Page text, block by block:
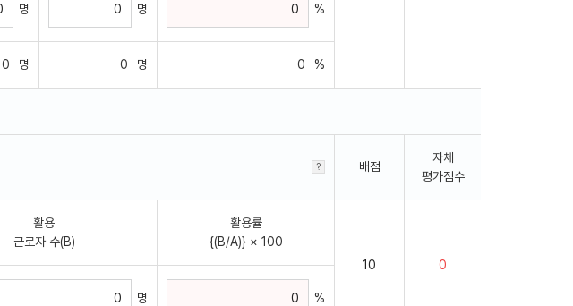
명 명 %
0 명 0 명 0 %
배점
자체
평가점수
활용
근로자 수(B)
활용률
{(B/A)} × 100
명 %